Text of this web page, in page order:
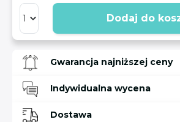
Dodaj do
Gwarancja najniższej ceny
Indywidualna wycena
Dostawa